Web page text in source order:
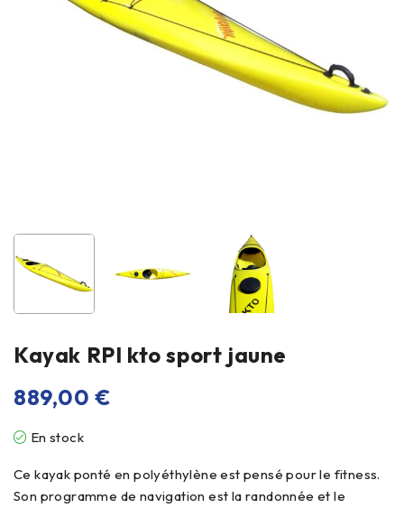
Kayak RPI kto sport jaune
889,00€
En stock
Ce kayak ponté en polyéthylène est pensé pour le fitness.
Son programme de navigation est la randonnée et le